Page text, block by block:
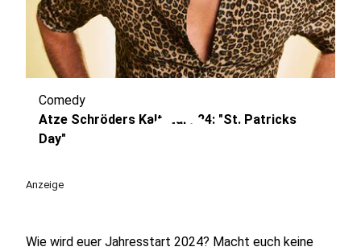
play_circle
Comedy
Atze Schröders Kaltstart 24: "St. Patricks
Day"
Anzeige
Wie wird euer Jahresstart 2024? Macht euch keine